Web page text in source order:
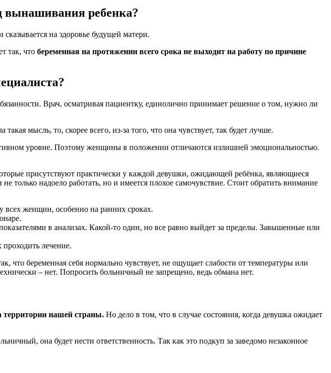
вынашивания ребенка?
на здоровье будущей матери.
так, что беременная на протяжении всего срока не выходит на работу по причине
Врач, осматривая пациентку, единолично принимает решение о том, нужно ли
мысль, то, скорее всего, из-за того, что она чувствует, так будет лучше.
уровне. Поэтому женщины в положении отличаются излишней эмоциональностью.
присутствуют практически у каждой девушки, ожидающей ребёнка, являющиеся
не только надоело работать, но и имеется плохое самочувствие. Стоит обратить внимание
всех женщин, особенно на ранних сроках.
в анализах. Какой-то один, но все равно выйдет за пределы. Завышенные или
лечение.
беременная себя нормально чувствует, не ощущает слабости от температуры или
– нет. Попросить больничный не запрещено, ведь обмана нет.
территории нашей страны. Но дело в том, что в случае состояния, когда девушка ожидает
она будет нести ответственность. Так как это подкуп за заведомо незаконное